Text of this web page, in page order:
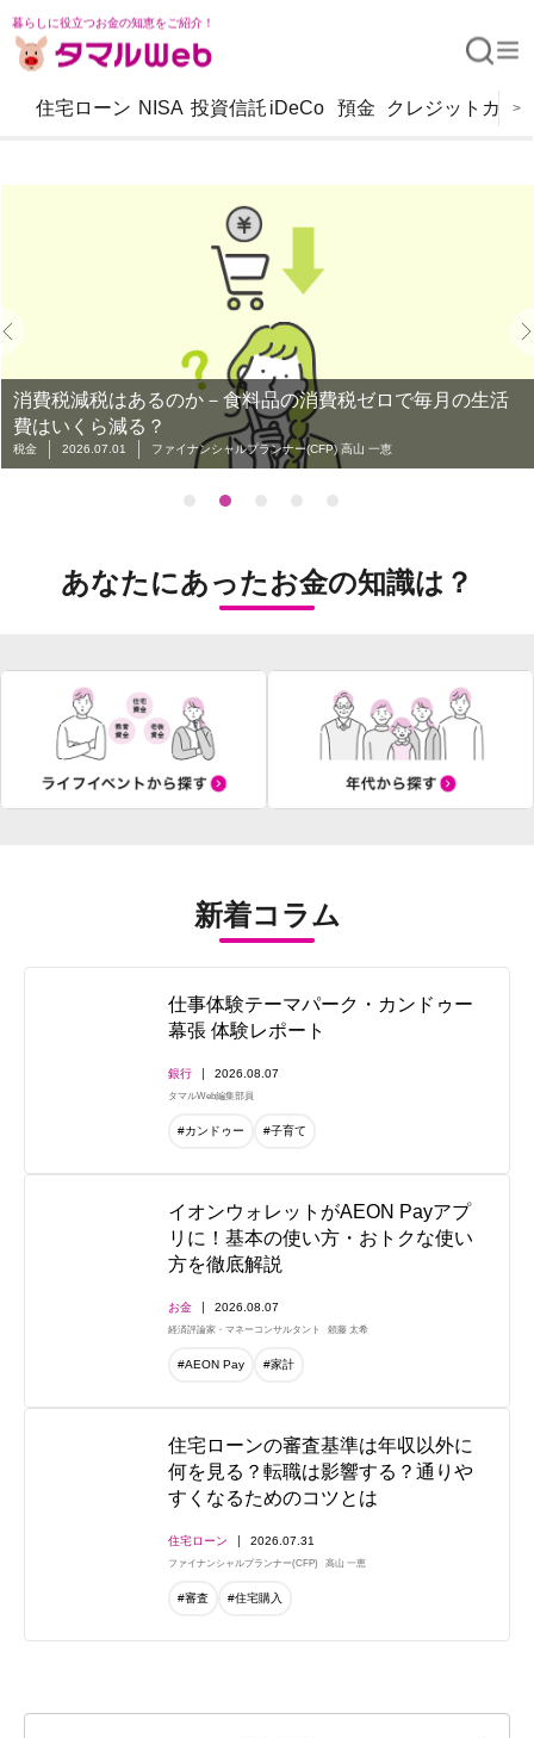
暮らしに役立つお金の知恵をご紹介！
住宅ローン NISA 投資信託 iDeCo 預金 クレジットカー
>
消費税減税はあるのか－食料品の消費税ゼロで毎月の生活
費はいくら減る？
税金 2026.07.01 ファイナンシャルプランナー(CFP) 高山 一恵
あなたにあったお金の知識は？
新着コラム
仕事体験テーマパーク・カンドゥー
幕張 体験レポート
銀行 2026.08.07
タマルWeb編集部員
#カンドゥー #子育て
イオンウォレットがAEON Payアプ
リに！基本の使い方・おトクな使い
方を徹底解説
お金 2026.08.07
経済評論家・マネーコンサルタント 頼藤 太希
#AEON Pay #家計
住宅ローンの審査基準は年収以外に
何を見る？転職は影響する？通りや
すくなるためのコツとは
住宅ローン 2026.07.31
ファイナンシャルプランナー(CFP) 高山 一恵
#審査 #住宅購入